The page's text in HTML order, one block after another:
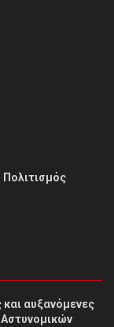
Πολιτισμός
και αυξανόμενες